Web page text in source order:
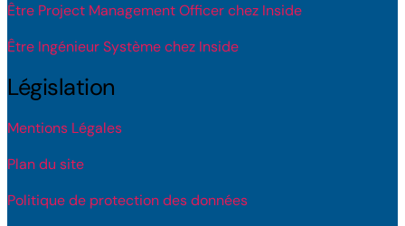
Être Project Management Officer chez Inside
Être Ingénieur Système chez Inside
Législation
Mentions Légales
Plan du site
Politique de protection des données